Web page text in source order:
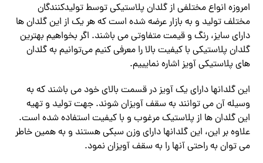
امروزه انواع مختلفی از گلدان پلاستیکی توسط تولیدکنندگان
مختلف تولید و به بازار عرضه شده است که هر یک از این گلدان ها
دارای سایز، رنگ و قیمت متفاوتی می باشند. اگر بخواهیم بهترین
گلدان پلاستیکی با کیفیت بالا را معرفی کنیم می‌توانیم به گلدان
های پلاستیکی آویز اشاره نمایییم.
این گلدانها دارای یک آویز در قسمت بالای خود می باشند که به
وسیله آن می توانند به سقف آویزان شوند. جهت تولید و تهیه
این گلدان ها از پلاستیک مرغوب و با کیفیت استفاده شده است.
علاوه بر این، این گلدانها دارای وزن سبکی هستند و به همین خاطر
می توان به راحتی آنها را به سقف آویزان نمود.